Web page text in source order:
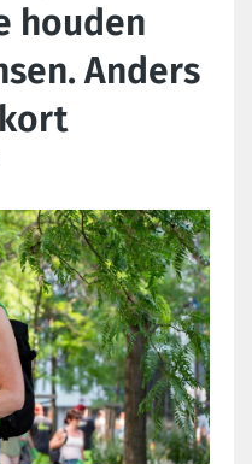
houden
Anders